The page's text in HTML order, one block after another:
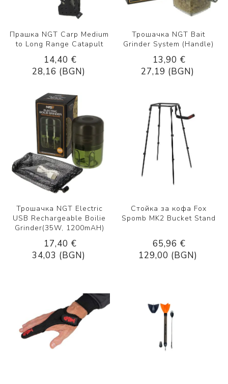
Прашка NGT Carp Medium
to Long Range Catapult
14,40 €
28,16 (BGN)
Трошачка NGT Bait
Grinder System (Handle)
13,90 €
27,19 (BGN)
Трошачка NGT Electric
USB Rechargeable Boilie
Grinder(35W, 1200mAH)
17,40 €
34,03 (BGN)
Стойка за кофа Fox
Spomb MK2 Bucket Stand
65,96 €
129,00 (BGN)